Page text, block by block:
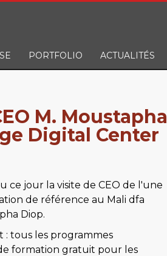
PORTFOLIO ACTUALITÉS
M. Moustapha
Digital Center
ce jour la visite de CEO de l'une
de référence au Mali dfa
Diop.
: tous les programmes
formation gratuit pour les